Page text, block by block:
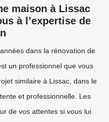
maison à Lissac
à l’expertise de
dans la rénovation de
un professionnel que vous
similaire à Lissac, dans le
et professionnelle. Les
de vos attentes si vous lui